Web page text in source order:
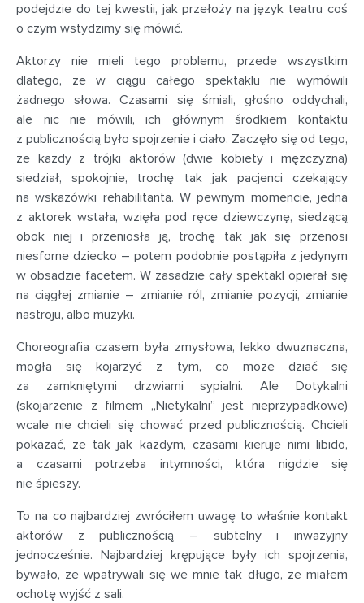
podejdzie do tej kwestii, jak przełoży na język teatru coś
o czym wstydzimy się mówić.
Aktorzy nie mieli tego problemu, przede wszystkim
dlatego, że w ciągu całego spektaklu nie wymówili
żadnego słowa. Czasami się śmiali, głośno oddychali,
ale nic nie mówili, ich głównym środkiem kontaktu
z publicznością było spojrzenie i ciało. Zaczęło się od tego,
że każdy z trójki aktorów (dwie kobiety i mężczyzna)
siedział, spokojnie, trochę tak jak pacjenci czekający
na wskazówki rehabilitanta. W pewnym momencie, jedna
z aktorek wstała, wzięła pod ręce dziewczynę, siedzącą
obok niej i przeniosła ją, trochę tak jak się przenosi
niesforne dziecko – potem podobnie postąpiła z jedynym
w obsadzie facetem. W zasadzie cały spektakl opierał się
na ciągłej zmianie – zmianie ról, zmianie pozycji, zmianie
nastroju, albo muzyki.
Choreografia czasem była zmysłowa, lekko dwuznaczna,
mogła się kojarzyć z tym, co może dziać się
za zamkniętymi drzwiami sypialni. Ale Dotykalni
(skojarzenie z filmem „Nietykalni” jest nieprzypadkowe)
wcale nie chcieli się chować przed publicznością. Chcieli
pokazać, że tak jak każdym, czasami kieruje nimi libido,
a czasami potrzeba intymności, która nigdzie się
nie śpieszy.
To na co najbardziej zwróciłem uwagę to właśnie kontakt
aktorów z publicznością – subtelny i inwazyjny
jednocześnie. Najbardziej krępujące były ich spojrzenia,
bywało, że wpatrywali się we mnie tak długo, że miałem
ochotę wyjść z sali.